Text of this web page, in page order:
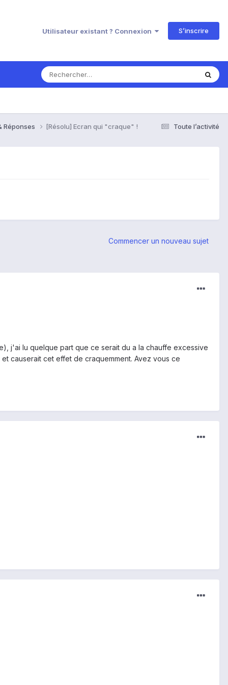
Utilisateur existant ? Connexion S’inscrire
Toute l’activité
Réponses [Résolu] Ecran qui "craque" !
Commencer un nouveau sujet
j'ai lu quelque part que ce serait du a la chauffe excessive
causerait cet effet de craquemment. Avez vous ce